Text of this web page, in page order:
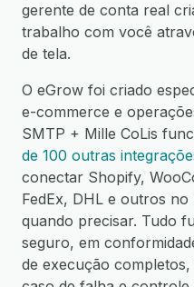
gerente de conta real
trabalho com você
de tela.
O eGrow foi criado
e-commerce e
SMTP + Mille CoLis
de 100 outras
conectar Shopify,
FedEx, DHL e outros
quando precisar. Tudo
seguro, em
de execução